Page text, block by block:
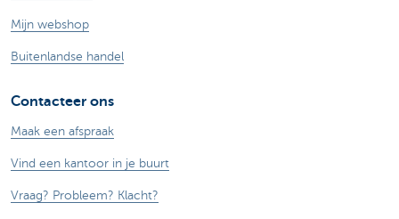
Mijn webshop
Buitenlandse handel
Contacteer ons
Maak een afspraak
Vind een kantoor in je buurt
Vraag? Probleem? Klacht?